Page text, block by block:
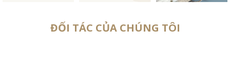
ĐỐI TÁC CỦA CHÚNG TÔI